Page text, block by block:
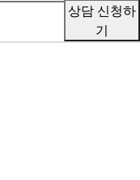
상담 신청하
기